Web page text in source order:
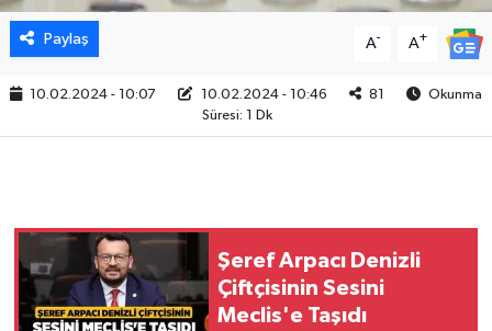
Paylaş A- A+
10.02.2024 - 10:07 10.02.2024 - 10:46 81
Okunma
Süresi: 1 Dk
Şeref Arpacı Denizli
Çiftçisinin Sesini
Meclis'e Taşıdı